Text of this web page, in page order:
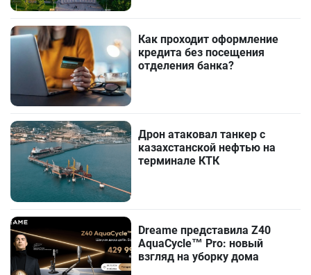
Как проходит оформление
кредита без посещения
отделения банка?
Дрон атаковал танкер с
казахстанской нефтью на
терминале КТК
Dreame представила Z40
AquaCycle™ Pro: новый
взгляд на уборку дома